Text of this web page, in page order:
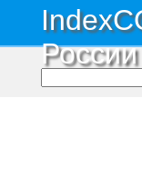
России